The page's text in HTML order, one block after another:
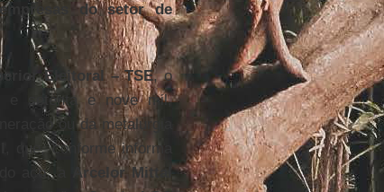
do setor de
Eleitoral – TSE, o
e setenta e nove mil,
ou da metalurgia
, que, conforme informa
aço, a
Arcelor Mittal